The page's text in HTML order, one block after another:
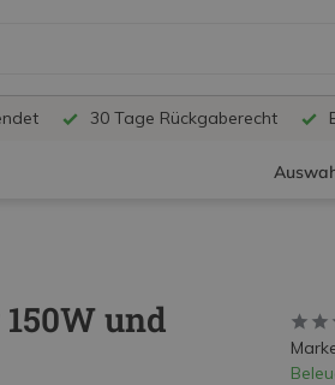
30 Tage Rückgaberecht
und